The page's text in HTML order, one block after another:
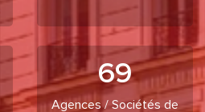
69
Agences / Sociétés de